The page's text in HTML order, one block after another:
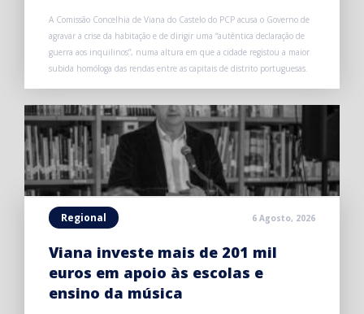
A Comissão Concelhia de Viana do Castelo do PCP acusa o Governo de
agravar a crise da habitação e de dirigir uma “autêntica declaração de
guerra aos inquilinos”, numa altura em que a cidade registou a maior
subida homóloga das rendas entre as capitais de distrito portuguesas.
Regional 6 Agosto, 2026
Viana investe mais de 201 mil
euros em apoio às escolas e
ensino da música